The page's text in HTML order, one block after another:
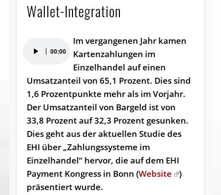
Wallet-Integration
Player 00:00
Im vergangenen Jahr kamen
Kartenzahlungen im
Einzelhandel auf einen
Umsatzanteil von 65,1 Prozent. Dies sind
1,6 Prozentpunkte mehr als im Vorjahr.
Der Umsatzanteil von Bargeld ist von
33,8 Prozent auf 32,3 Prozent gesunken.
Dies geht aus der aktuellen Studie des
EHI über „Zahlungssysteme im
Einzelhandel“ hervor, die auf dem EHI
Payment Kongress in Bonn (Website
)
präsentiert wurde.